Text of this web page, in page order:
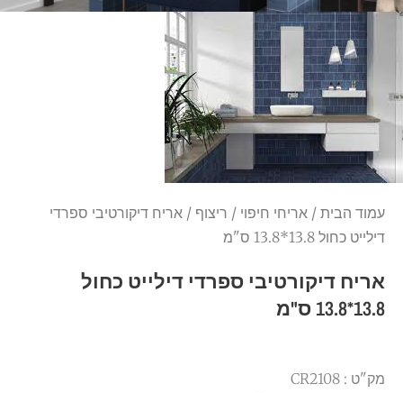
עמוד הבית / אריחי חיפוי / ריצוף / אריח דיקורטיבי ספרדי
דילייט כחול 13.8*13.8 ס"מ
אריח דיקורטיבי ספרדי דילייט כחול
13.8*13.8 ס"מ
מק"ט : CR2108